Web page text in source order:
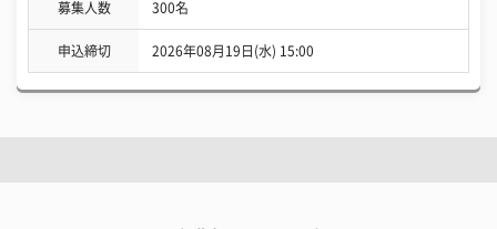
募集人数 300名
申込締切 2026年08月19日(水) 15:00